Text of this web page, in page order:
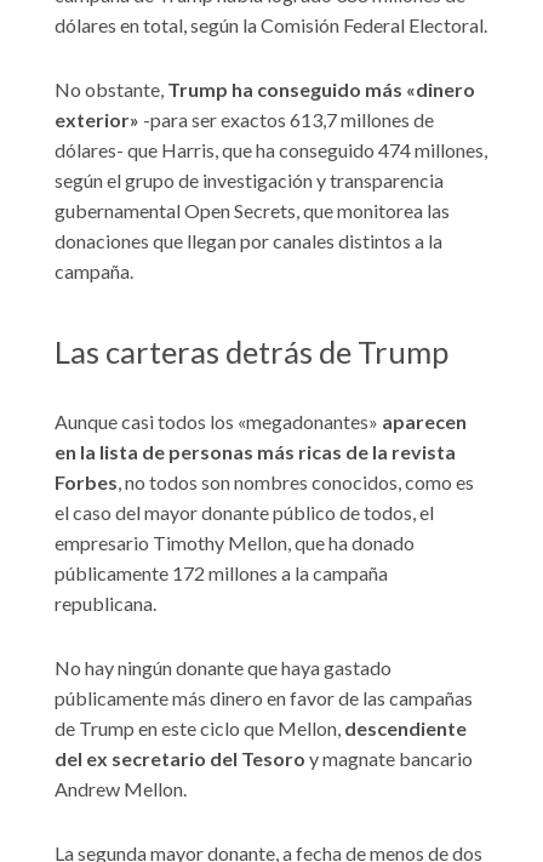
dólares en total, según la Comisión Federal Electoral.
No obstante, Trump ha conseguido más «dinero
exterior» -para ser exactos 613,7 millones de
dólares- que Harris, que ha conseguido 474 millones,
según el grupo de investigación y transparencia
gubernamental Open Secrets, que monitorea las
donaciones que llegan por canales distintos a la
campaña.
Las carteras detrás de Trump
Aunque casi todos los «megadonantes» aparecen
en la lista de personas más ricas de la revista
Forbes, no todos son nombres conocidos, como es
el caso del mayor donante público de todos, el
empresario Timothy Mellon, que ha donado
públicamente 172 millones a la campaña
republicana.
No hay ningún donante que haya gastado
públicamente más dinero en favor de las campañas
de Trump en este ciclo que Mellon, descendiente
del ex secretario del Tesoro y magnate bancario
Andrew Mellon.
La segunda mayor donante, a fecha de menos de dos